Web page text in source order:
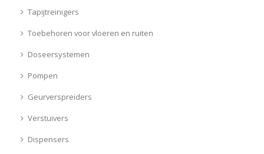
Tapijtreinigers
Toebehoren voor vloeren en ruiten
Doseersystemen
Pompen
Geurverspreiders
Verstuivers
Dispensers